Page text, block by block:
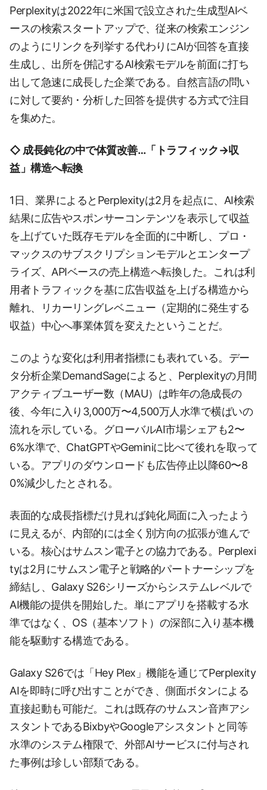
Perplexityは2022年に米国で設立された生成型AIベ
ースの検索スタートアップで、従来の検索エンジン
のようにリンクを列挙する代わりにAIが回答を直接
生成し、出所を併記するAI検索モデルを前面に打ち
出して急速に成長した企業である。自然言語の問い
に対して要約・分析した回答を提供する方式で注目
を集めた。
◇ 成長鈍化の中で体質改善…「トラフィック→収
益」構造へ転換
1日、業界によるとPerplexityは2月を起点に、AI検索
結果に広告やスポンサーコンテンツを表示して収益
を上げていた既存モデルを全面的に中断し、プロ・
マックスのサブスクリプションモデルとエンタープ
ライズ、APIベースの売上構造へ転換した。これは利
用者トラフィックを基に広告収益を上げる構造から
離れ、リカーリングレベニュー（定期的に発生する
収益）中心へ事業体質を変えたということだ。
このような変化は利用者指標にも表れている。デー
タ分析企業DemandSageによると、Perplexityの月間
アクティブユーザー数（MAU）は昨年の急成長の
後、今年に入り3,000万〜4,500万人水準で横ばいの
流れを示している。グローバルAI市場シェアも2〜
6%水準で、ChatGPTやGeminiに比べて後れを取って
いる。アプリのダウンロードも広告停止以降60〜8
0%減少したとされる。
表面的な成長指標だけ見れば鈍化局面に入ったよう
に見えるが、内部的には全く別方向の拡張が進んで
いる。核心はサムスン電子との協力である。Perplexi
tyは2月にサムスン電子と戦略的パートナーシップを
締結し、Galaxy S26シリーズからシステムレベルで
AI機能の提供を開始した。単にアプリを搭載する水
準ではなく、OS（基本ソフト）の深部に入り基本機
能を駆動する構造である。
Galaxy S26では「Hey Plex」機能を通じてPerplexity
AIを即時に呼び出すことができ、側面ボタンによる
直接起動も可能だ。これは既存のサムスン音声アシ
スタントであるBixbyやGoogleアシスタントと同等
水準のシステム権限で、外部AIサービスに付与され
た事例は珍しい部類である。